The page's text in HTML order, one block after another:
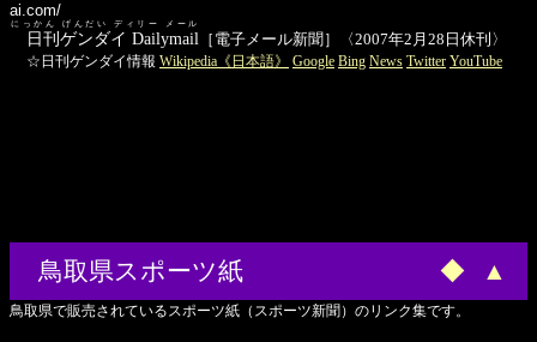
ai.com/
日刊ゲンダイ Dailymail
にっかん げんだい ディリー メール
［電子メール新聞］〈2007年2月28日休刊〉
☆日刊ゲンダイ情報 Wikipedia《日本語》 Google Bing News Twitter YouTube
鳥取県スポーツ紙 ◆ ▲
鳥取県で販売されているスポーツ紙（スポーツ新聞）のリンク集です。